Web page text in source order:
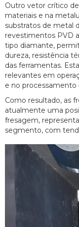
Outro vetor crítico
materiais e na
substratos de metal
revestimentos PVD
tipo diamante,
dureza, resistência
das ferramentas.
relevantes em
e no
Como resultado, as
atualmente uma
fresagem,
segmento, com